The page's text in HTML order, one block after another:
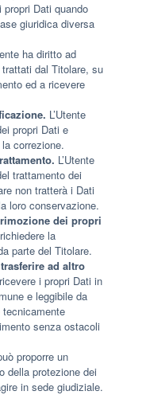
Dati quando
giuridica diversa
ha diritto ad
dal Titolare, su
ed a ricevere
L’Utente
propri Dati e
correzione.
L’Utente
trattamento dei
non tratterà i Dati
loro conservazione.
dei propri
la
parte del Titolare.
ad altro
i propri Dati in
e leggibile da
senza ostacoli
proporre un
della protezione dei
in sede giudiziale.